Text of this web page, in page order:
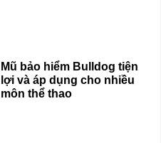
Mũ bảo hiểm Bulldog tiện
lợi và áp dụng cho nhiều
môn thể thao